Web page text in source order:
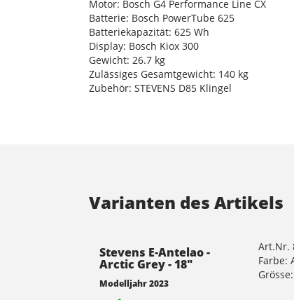
Motor: Bosch G4 Performance Line CX
Batterie: Bosch PowerTube 625
Batteriekapazität: 625 Wh
Display: Bosch Kiox 300
Gewicht: 26.7 kg
Zulässiges Gesamtgewicht: 140 kg
Zubehör: STEVENS D85 Klingel
Varianten des Artikels
Stevens E-Antelao -
Arctic Grey - 18"
Modelljahr 2023
Art.Nr.
Farbe: